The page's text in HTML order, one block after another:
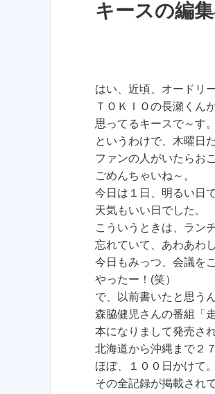
キースの編
はい、近頃、オードリ
ＴＯＫＩＯの長瀬くん
思ってるキースで～す。
というわけで、木曜日だ
ファンの人がいたらお
ごめんちゃいね～。
今日は１日、明るい日
天気もいい日でした。
こういうときは、ラン
忘れていて、あわあわ
今日もみっつ、会議を
やったー！(笑）
で、以前書いたと思う
森脇健児さんの番組「
本になりまして発売さ
北海道から沖縄まで２
ほぼ、１００日かけて。
その全記録が掲載され